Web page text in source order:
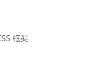
框架